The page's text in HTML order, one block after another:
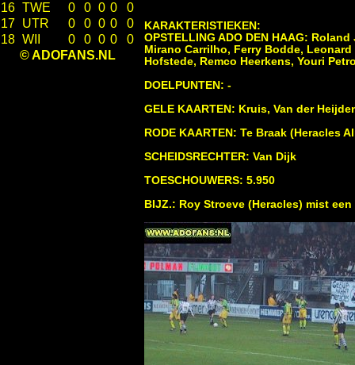
16 TWE 0 0 0 0
0
17 UTR 0 0 0 0
0
18 WII 0 0 0 0
0
© ADOFANS.NL
KARAKTERISTIEKEN:
OPSTELLING ADO DEN HAAG:
Mirano Carrilho, Ferry Bodde,
Hofstede, Remco Heerkens, Youri
DOELPUNTEN: -
GELE KAARTEN: Kruis, Van der
RODE KAARTEN: Te Braak (Heracles
SCHEIDSRECHTER: Van Dijk
TOESCHOUWERS: 5.950
BIJZ.: Roy Stroeve (Heracles) mist